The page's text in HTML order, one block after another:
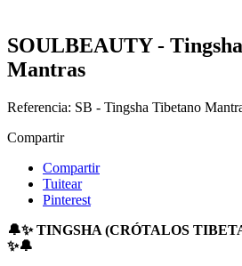
SOULBEAUTY -
Mantras
Referencia: SB - Tingsha Tibetano
Compartir
Compartir
Tuitear
Pinterest
🔔✨ TINGSHA (CRÓTALOS
✨🔔